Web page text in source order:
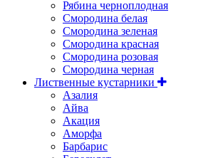
Рябина черноплодная
Смородина белая
Смородина зеленая
Смородина красная
Смородина розовая
Смородина черная
Лиственные кустарники
Азалия
Айва
Акация
Аморфа
Барбарис